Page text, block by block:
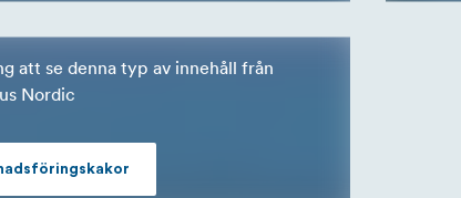
att se denna typ av innehåll från
Nordic